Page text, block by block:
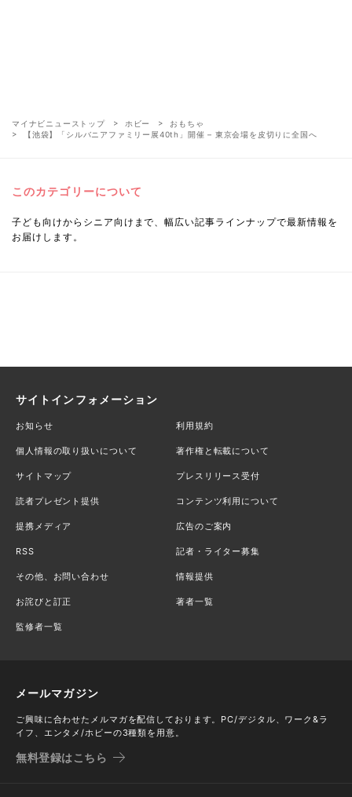
マイナビニューストップ ホビー
おもちゃ
【池袋】「シルバニアファミリー展40th」開催 – 東京会場を皮切りに全国へ
このカテゴリーについて
子ども向けからシニア向けまで、幅広い記事ラインナップで最新情報を
お届けします。
サイトインフォメーション
お知らせ 利用規約
個人情報の取り扱いについて 著作権と転載について
サイトマップ プレスリリース受付
読者プレゼント提供 コンテンツ利用について
提携メディア 広告のご案内
RSS 記者・ライター募集
その他、お問い合わせ 情報提供
お詫びと訂正 著者一覧
監修者一覧
メールマガジン
ご興味に合わせたメルマガを配信しております。PC/デジタル、ワーク&ラ
イフ、エンタメ/ホビーの3種類を用意。
無料登録はこちら